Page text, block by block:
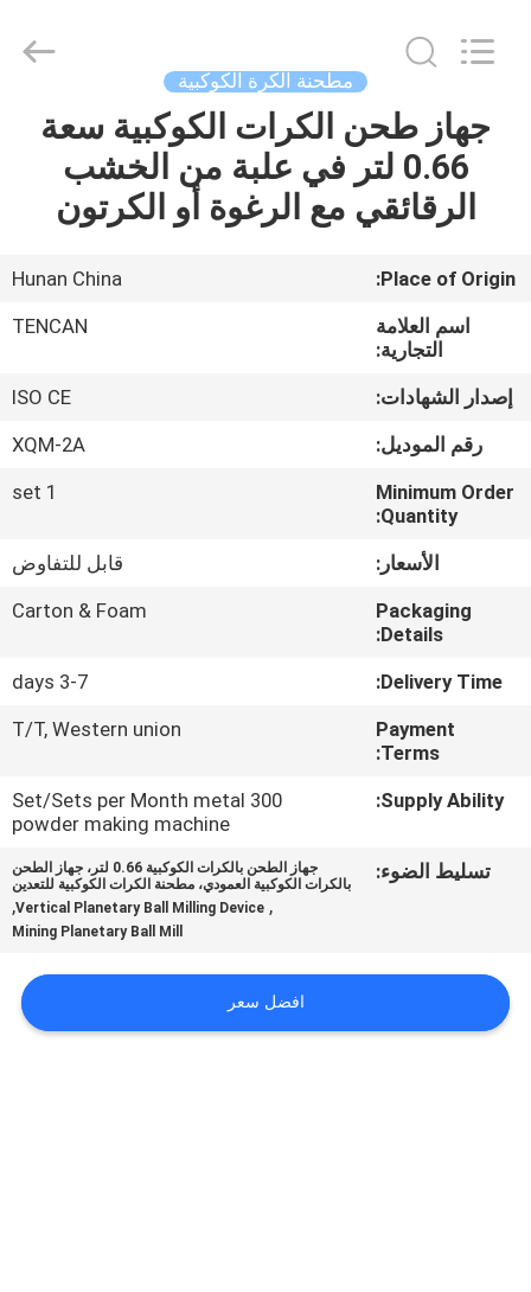
منزل،
معلومات
جولة
في
المعمل
الجودة
أخبار
اطلب
اقتباس
Technology
مطحنة الكرة الكوكبية
جهاز طحن الكرات الكوكبية سعة
0.66 لتر في علبة من الخشب
الرقائقي مع الرغوة أو الكرتون
Place of Origin:
Hunan China
اسم العلامة
التجارية:
TENCAN
إصدار الشهادات:
ISO CE
رقم الموديل:
XQM-2A
Minimum Order
Quantity:
1 set
الأسعار:
قابل للتفاوض
Packaging
Details:
Carton & Foam
Delivery Time:
3-7 days
Payment
Terms:
T/T, Western union
Supply Ability:
300 Set/Sets per Month metal
powder making machine
تسليط الضوء:
جهاز الطحن بالكرات الكوكبية 0.66 لتر، جهاز الطحن
بالكرات الكوكبية العمودي، مطحنة الكرات الكوكبية للتعدين
,
Vertical Planetary Ball Milling Device
,
Mining Planetary Ball Mill
افضل سعر